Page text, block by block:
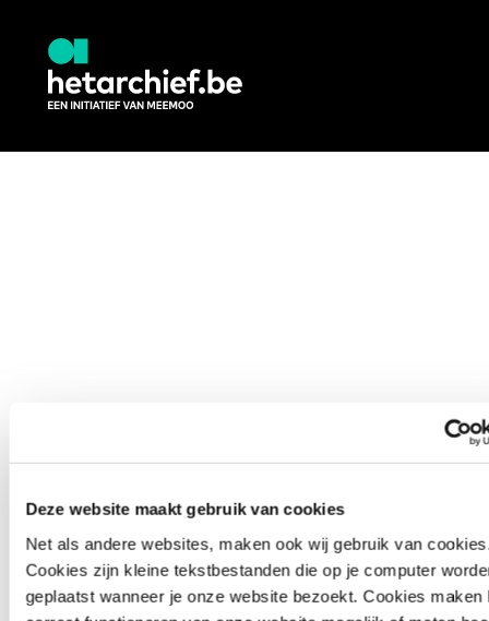
Deze website maakt gebruik van cookies
Net als andere websites, maken ook wij gebruik van
Cookies zijn kleine tekstbestanden die op je computer
geplaatst wanneer je onze website bezoekt. Cookies maken